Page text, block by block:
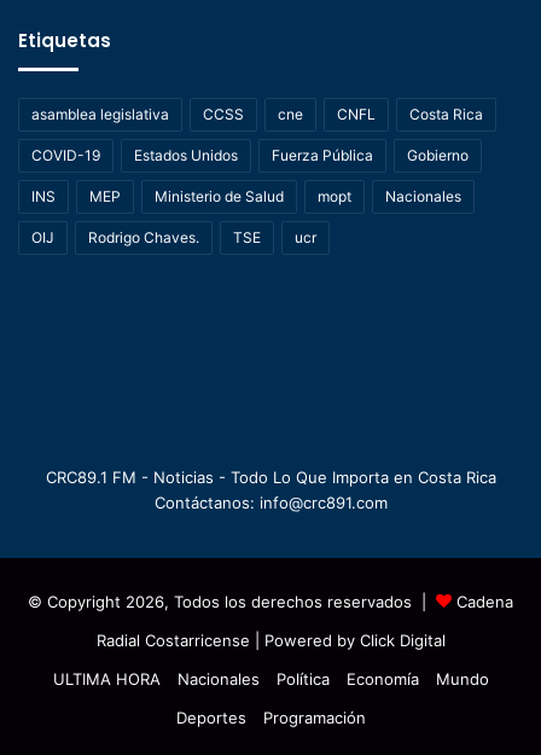
Etiquetas
asamblea legislativa CCSS cne CNFL Costa Rica
COVID-19 Estados Unidos Fuerza Pública Gobierno
INS MEP Ministerio de Salud mopt Nacionales
OIJ Rodrigo Chaves. TSE ucr
CRC89.1 FM - Noticias - Todo Lo Que Importa en Costa Rica
Contáctanos: info@crc891.com
© Copyright 2026, Todos los derechos reservados |
Cadena
Radial Costarricense | Powered by Click Digital
ULTIMA HORA
Nacionales Política Economía
Mundo
Deportes
Programación